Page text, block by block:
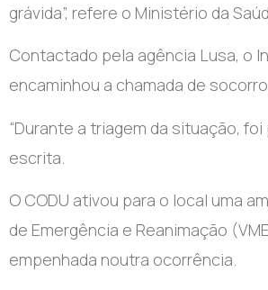
grávida”, refere o Ministério da
Contactado pela agência Lusa, o
encaminhou a chamada de
“Durante a triagem da situação,
escrita.
O CODU ativou para o local uma
de Emergência e Reanimação
empenhada noutra ocorrência.